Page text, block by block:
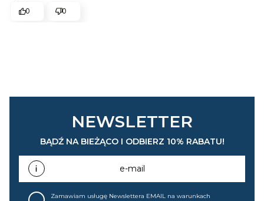
0
0
NEWSLETTER
BĄDŹ NA BIEŻĄCO I ODBIERZ 10% RABATU!
e-mail
Zamawiam usługę Newslettera EMAIL na warunkach